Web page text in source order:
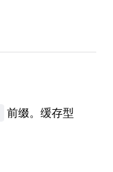
前缀。缓存型